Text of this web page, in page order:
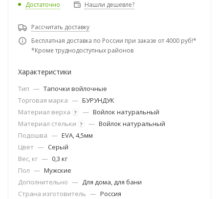
Достаточно Нашли дешевле?
Рассчитать доставку
Бесплатная доставка по России при заказе от 4000 руб!*
*Кроме труднодоступных районов
Характеристики
Тип — Тапочки войлочные
Торговая марка — БУРУНДУК
Материал верха ? — Войлок натуральный
Материал стельки ? — Войлок натуральный
Подошва — EVA, 4,5мм
Цвет — Серый
Вес, кг — 0,3 кг
Пол — Мужские
Дополнительно — Для дома, для бани
Страна изготовитель — Россия